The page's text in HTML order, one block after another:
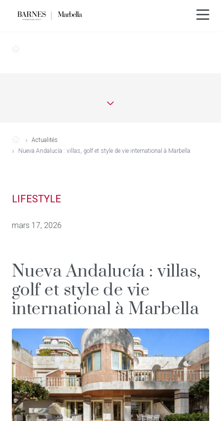
Actualités
Nueva Andalucía : villas, golf et style de vie international à Marbella
LIFESTYLE
mars 17, 2026
Nueva Andalucía : villas,
golf et style de vie
international à Marbella